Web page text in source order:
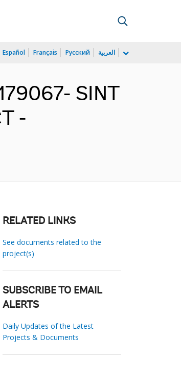
Español Français Русский العربية
SINT
-
RELATED LINKS
See documents related to the
project(s)
SUBSCRIBE TO EMAIL
ALERTS
Daily Updates of the Latest
Projects & Documents